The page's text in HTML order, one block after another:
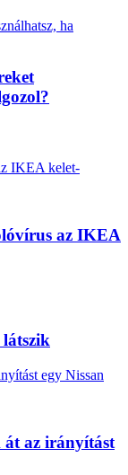
az IKEA
látszik
át az irányítást